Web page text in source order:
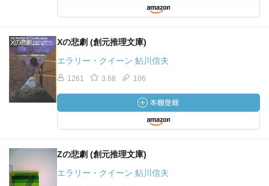
Xの悲劇 (創元推理文庫)
エラリー・クイーン 鮎川信夫
1261 3.68 106
Zの悲劇 (創元推理文庫)
エラリー・クイーン 鮎川信夫